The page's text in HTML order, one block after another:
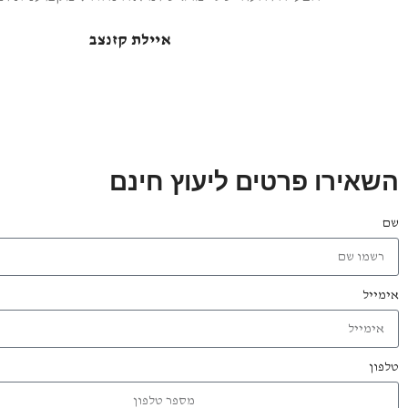
איילת קזנצב
השאירו פרטים ליעוץ חינם
שם
אימייל
טלפון